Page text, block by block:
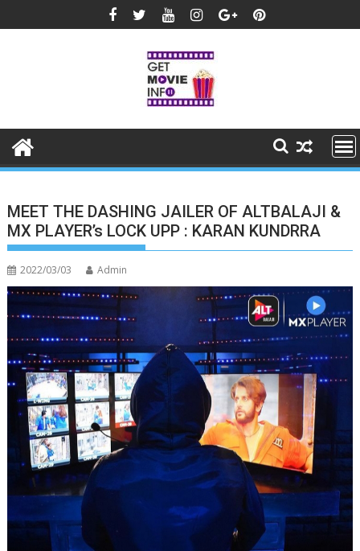
to
MEET THE DASHING JAILER OF ALTBALAJI &
MX PLAYER’s LOCK UPP : KARAN KUNDRRA
2022/03/03 Admin